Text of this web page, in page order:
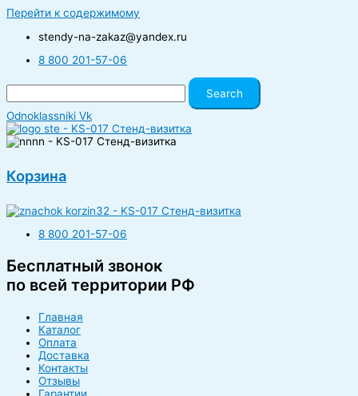
Перейти к содержимому
stendy-na-zakaz@yandex.ru
8 800 201-57-06
Search
Odnoklassniki Vk
Корзина
8 800 201-57-06
Бесплатный звонок
по всей территории РФ
Главная
Каталог
Оплата
Доставка
Контакты
Отзывы